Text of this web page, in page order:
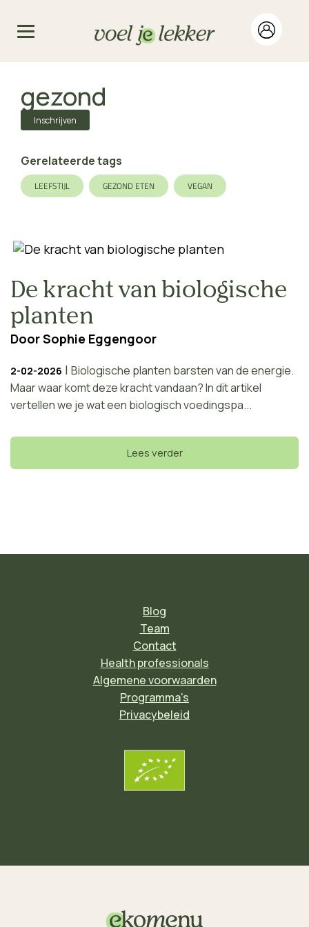
gezond
Inschrijven
Gerelateerde tags
LEEFSTIJL GEZOND ETEN VEGAN
De kracht van biologische
planten
DoorSophie Eggengoor
2-02-2026 | Biologische planten barsten van de energie.
Maar waar komt deze kracht vandaan? In dit artikel
vertellen we je wat een biologisch voedingspa...
Lees verder
Blog
Team
Contact
Health professionals
Algemene voorwaarden
Programma's
Privacybeleid